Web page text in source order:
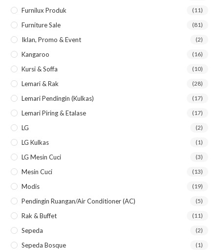
Furnilux Produk (11)
Furniture Sale (81)
Iklan, Promo & Event (2)
Kangaroo (16)
Kursi & Soffa (10)
Lemari & Rak (28)
Lemari Pendingin (kulkas) (17)
Lemari Piring & Etalase (17)
LG (2)
LG Kulkas (1)
LG Mesin Cuci (3)
Mesin Cuci (13)
Modis (19)
Pendingin Ruangan/Air Conditioner (AC) (5)
Rak & Buffet (11)
Sepeda (2)
Sepeda Bosque (1)